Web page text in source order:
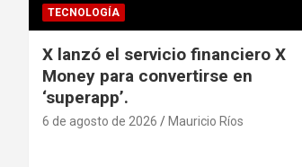
TECNOLOGÍA
X lanzó el servicio financiero X
Money para convertirse en
‘superapp’.
6 de agosto de 2026 Mauricio Ríos